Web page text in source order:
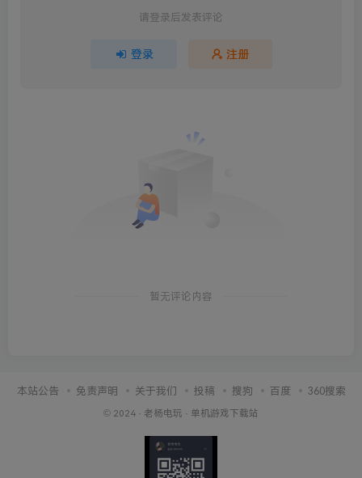
请登录后发表评论
登录 注册
暂无评论内容
本站公告 免责声明 关于我们 投稿 搜狗 百度 360搜索
© 2024 · 老杨电玩 · 单机游戏下载站